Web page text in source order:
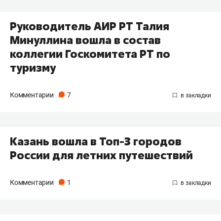
Руководитель АИР РТ Талия
Минуллина вошла в состав
коллегии Госкомитета РТ по
туризму
Комментарии 7
Казань вошла в Топ-3 городов
России для летних путешествий
Комментарии 1